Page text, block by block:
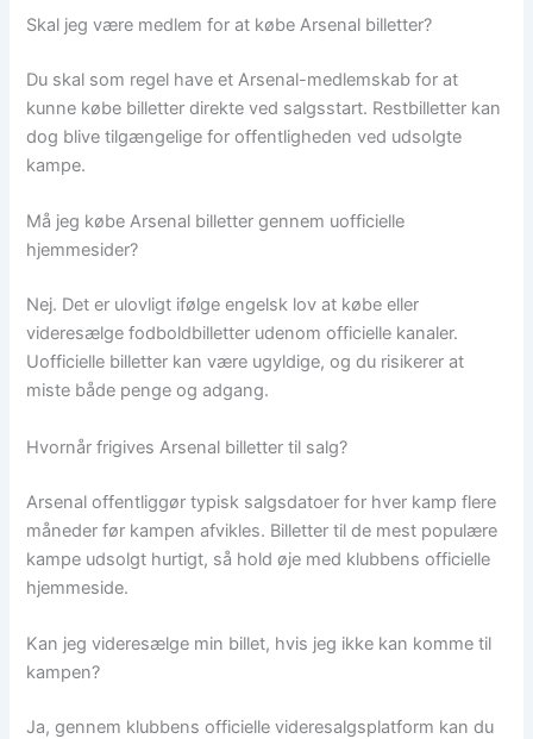
Skal jeg være medlem for at købe Arsenal billetter?
Du skal som regel have et Arsenal-medlemskab for at
kunne købe billetter direkte ved salgsstart. Restbilletter kan
dog blive tilgængelige for offentligheden ved udsolgte
kampe.
Må jeg købe Arsenal billetter gennem uofficielle
hjemmesider?
Nej. Det er ulovligt ifølge engelsk lov at købe eller
videresælge fodboldbilletter udenom officielle kanaler.
Uofficielle billetter kan være ugyldige, og du risikerer at
miste både penge og adgang.
Hvornår frigives Arsenal billetter til salg?
Arsenal offentliggør typisk salgsdatoer for hver kamp flere
måneder før kampen afvikles. Billetter til de mest populære
kampe udsolgt hurtigt, så hold øje med klubbens officielle
hjemmeside.
Kan jeg videresælge min billet, hvis jeg ikke kan komme til
kampen?
Ja, gennem klubbens officielle videresalgsplatform kan du